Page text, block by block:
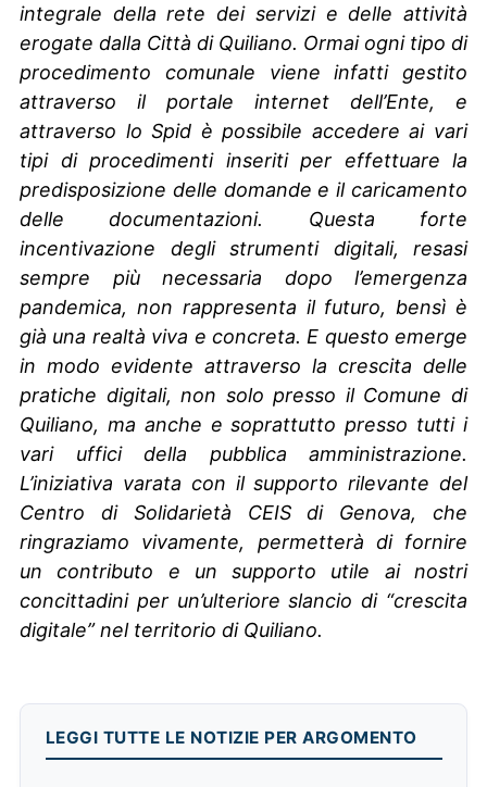
integrale della rete dei servizi e delle attività
erogate dalla Città di Quiliano. Ormai ogni tipo di
procedimento comunale viene infatti gestito
attraverso il portale internet dell’Ente, e
attraverso lo Spid è possibile accedere ai vari
tipi di procedimenti inseriti per effettuare la
predisposizione delle domande e il caricamento
delle documentazioni. Questa forte
incentivazione degli strumenti digitali, resasi
sempre più necessaria dopo l’emergenza
pandemica, non rappresenta il futuro, bensì è
già una realtà viva e concreta. E questo emerge
in modo evidente attraverso la crescita delle
pratiche digitali, non solo presso il Comune di
Quiliano, ma anche e soprattutto presso tutti i
vari uffici della pubblica amministrazione.
L’iniziativa varata con il supporto rilevante del
Centro di Solidarietà CEIS di Genova, che
ringraziamo vivamente, permetterà di fornire
un contributo e un supporto utile ai nostri
concittadini per un’ulteriore slancio di “crescita
digitale” nel territorio di Quiliano.
LEGGI TUTTE LE NOTIZIE PER ARGOMENTO